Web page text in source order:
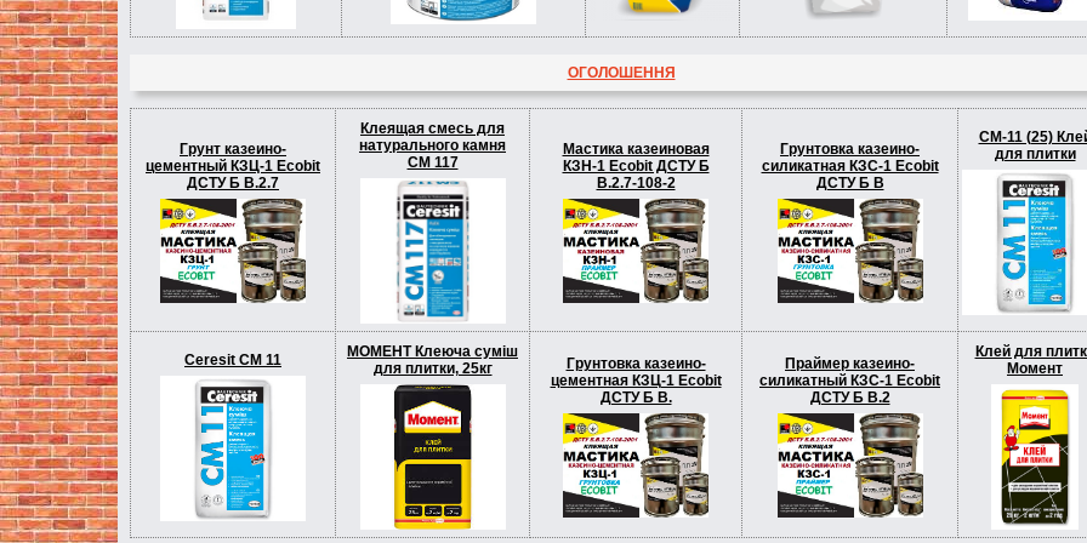
ОГОЛОШЕННЯ
Грунт казеино-
цементный КЗЦ-1 Ecobit
ДСТУ Б В.2.7
Клеящая смесь для
натурального камня
СМ 117
Мастика казеиновая
КЗН-1 Ecobit ДСТУ Б
В.2.7-108-2
Грунтовка казеино-
силикатная КЗС-1 Ecobit
ДСТУ Б В
СМ-11 (25)
для плитки
Ceresit СМ 11
МОМЕНТ Клеюча суміш
для плитки, 25кг
Грунтовка казеино-
цементная КЗЦ-1 Ecobit
ДСТУ Б В.
Праймер казеино-
силикатный КЗС-1 Ecobit
ДСТУ Б В.2
Клей для
Момент